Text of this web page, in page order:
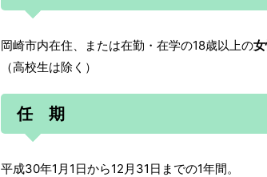
岡崎市内在住、または在勤・在学の18歳以上の
（高校生は除く）
任 期
平成30年1月1日から12月31日までの1年間。